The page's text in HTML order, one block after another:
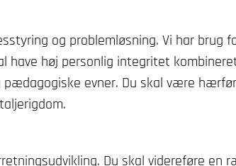
og problemløsning. Vi har brug
have høj personlig integritet
evner. Du skal være
Du skal videreføre en